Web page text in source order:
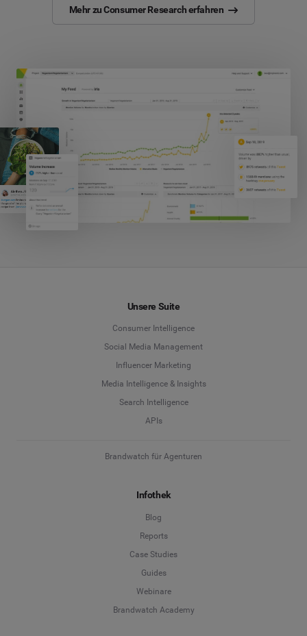
Mehr zu Consumer Research erfahren
Unsere Suite
Consumer Intelligence
Social Media Management
Influencer Marketing
Media Intelligence & Insights
Search Intelligence
APIs
Brandwatch für Agenturen
Infothek
Blog
Reports
Case Studies
Guides
Webinare
Brandwatch Academy